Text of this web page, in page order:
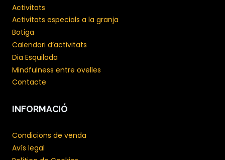
Activitats
Activitats especials a la granja
Botiga
Calendari d’activitats
Dia Esquilada
Mindfulness entre ovelles
Contacte
INFORMACIÓ
Condicions de venda
Avís legal